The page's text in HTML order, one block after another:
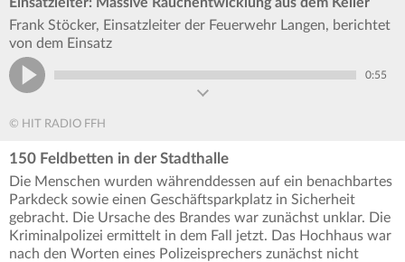
Frank Stöcker, Einsatzleiter der Feuerwehr Langen, berichtet
von dem Einsatz
0:55
© HIT RADIO FFH
150 Feldbetten in der Stadthalle
Die Menschen wurden währenddessen auf ein benachbartes
Parkdeck sowie einen Geschäftsparkplatz in Sicherheit
gebracht. Die Ursache des Brandes war zunächst unklar. Die
Kriminalpolizei ermittelt in dem Fall jetzt. Das Hochhaus war
nach den Worten eines Polizeisprechers zunächst nicht